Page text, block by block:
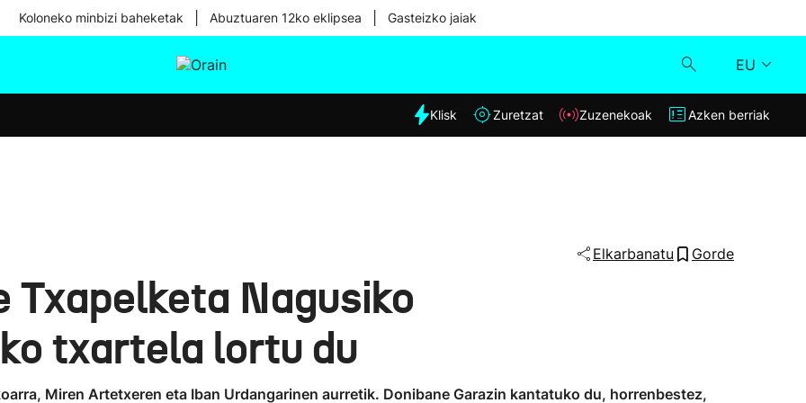
Koloneko minbizi baheketak Abuztuaren 12ko eklipsea Gasteizko jaiak
EU
Eguraldia
Klisk
Klisk Zuretzat Zuzenekoak Azken berriak
Elkarbanatu Gorde
Txapelketa Nagusiko
txartela lortu du
Miren Artetxeren eta Iban Urdangarinen aurretik. Donibane Garazin kantatuko du, horrenbestez,